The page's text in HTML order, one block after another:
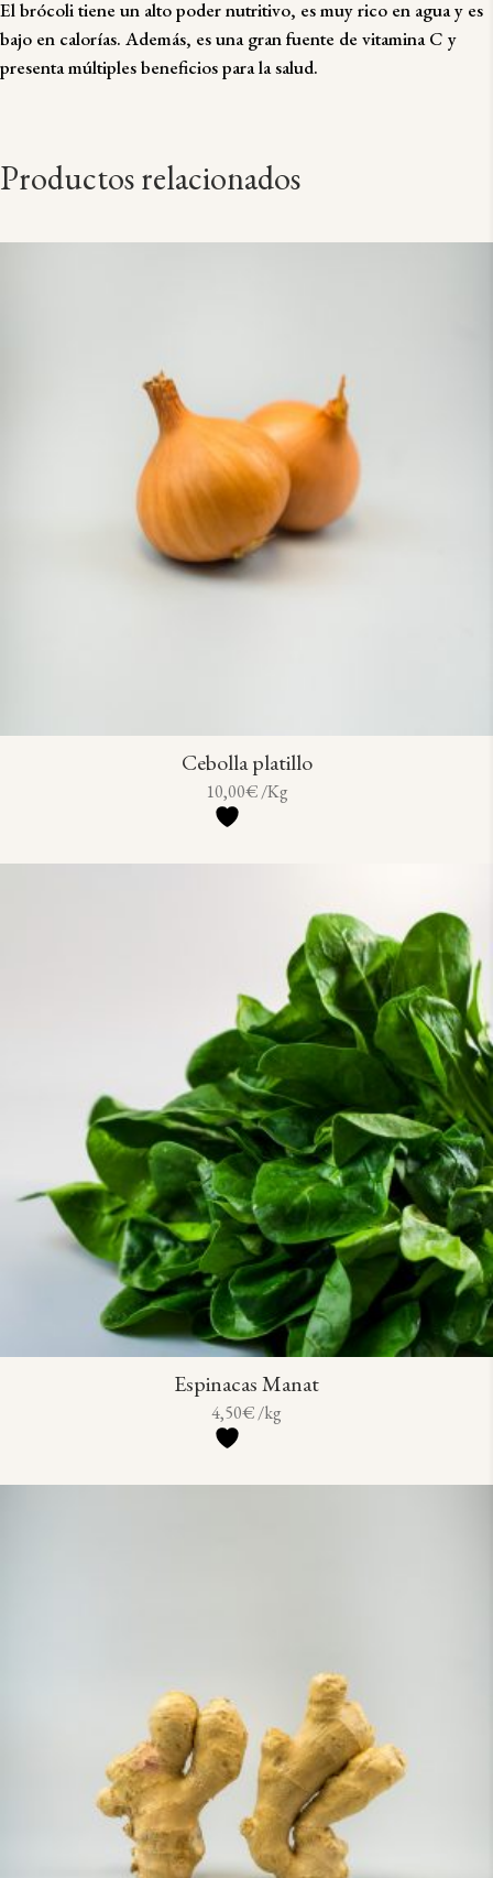
El brócoli tiene un alto poder nutritivo, es muy rico en agua y es
bajo en calorías. Además, es una gran fuente de vitamina C y
presenta múltiples beneficios para la salud.
Productos relacionados
Cebolla platillo
10,00€/Kg
Espinacas Manat
4,50€/kg